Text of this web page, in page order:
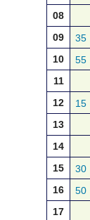
08
09
35
10
55
11
12
15
13
14
15
30
16
50
17